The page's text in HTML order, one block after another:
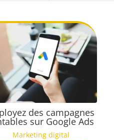
des campagnes
sur Google Ads
Marketing digital